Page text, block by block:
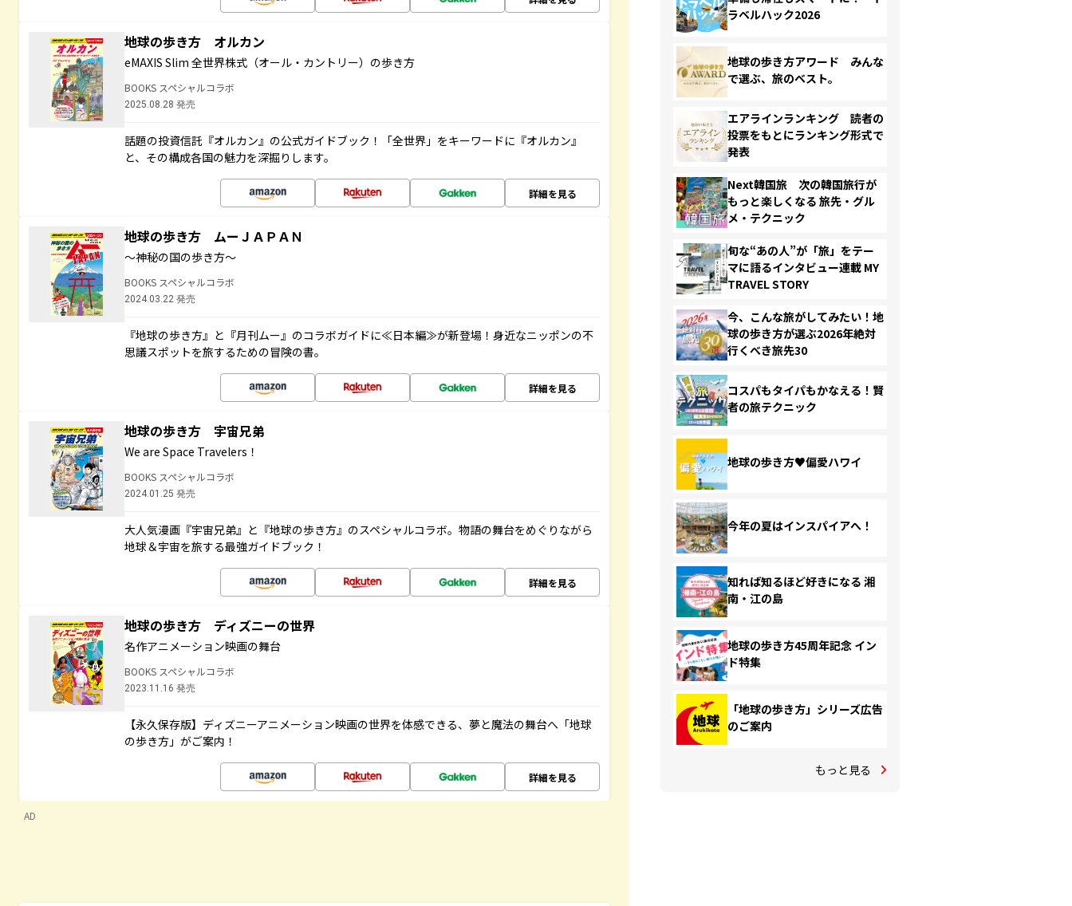
地球の歩き方 オルカン
eMAXIS Slim 全世界株式（オール・カントリー）の歩き方
BOOKS スペシャルコラボ
2025.08.28 発売
話題の投資信託『オルカン』の公式ガイドブック！「全世界」をキーワードに『オルカン』
と、その構成各国の魅力を深掘りします。
詳細を見る
地球の歩き方 ムーＪＡＰＡＮ
～神秘の国の歩き方～
BOOKS スペシャルコラボ
2024.03.22 発売
『地球の歩き方』と『月刊ムー』のコラボガイドに≪日本編≫が新登場！身近なニッポンの不
思議スポットを旅するための冒険の書。
詳細を見る
地球の歩き方 宇宙兄弟
We are Space Travelers！
BOOKS スペシャルコラボ
2024.01.25 発売
大人気漫画『宇宙兄弟』と『地球の歩き方』のスペシャルコラボ。物語の舞台をめぐりながら
地球＆宇宙を旅する最強ガイドブック！
詳細を見る
地球の歩き方 ディズニーの世界
名作アニメーション映画の舞台
BOOKS スペシャルコラボ
2023.11.16 発売
【永久保存版】ディズニーアニメーション映画の世界を体感できる、夢と魔法の舞台へ「地球
の歩き方」がご案内！
詳細を見る
AD
ラベルハック2026
地球の歩き方アワード みんな
で選ぶ、旅のベスト。
エアラインランキング 読者の
投票をもとにランキング形式で
発表
Next韓国旅 次の韓国旅行が
もっと楽しくなる 旅先・グル
メ・テクニック
旬な“あの人”が「旅」をテー
マに語るインタビュー連載 MY
TRAVEL STORY
今、こんな旅がしてみたい！地
球の歩き方が選ぶ2026年絶対
行くべき旅先30
コスパもタイパもかなえる！賢
者の旅テクニック
地球の歩き方♥偏愛ハワイ
今年の夏はインスパイアへ！
知れば知るほど好きになる 湘
南・江の島
地球の歩き方45周年記念 イン
ド特集
「地球の歩き方」シリーズ広告
のご案内
もっと見る